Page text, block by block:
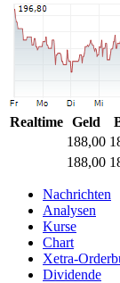
Realtime Geld
188,00
188,00
Nachrichten
Analysen
Kurse
Chart
Xetra-
Dividende